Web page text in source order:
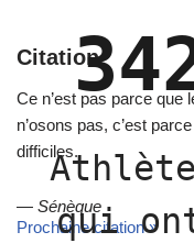
Citation
Ce n’est pas parce que
n’osons pas, c’est
difficiles.
— Sénèque
Prochaine citation »
qui